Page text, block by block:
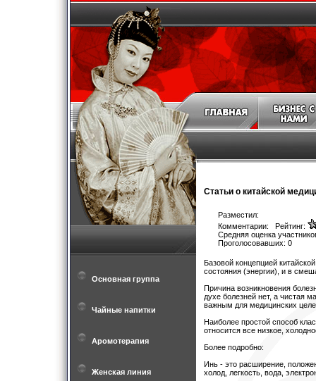
Основная группа
Чайные напитки
Аромотерапия
Женская линия
Статьи о китайской
Разместил:
Комментарии: Рейтинг:
Средняя оценка
Проголосовавших: 0
Базовой концепцией
состояния (энергии), и в
Причина возникновения
духе болезней нет, а чистая
важным для медицинских
Наиболее простой способ
относится все низкое,
Более подробно:
Инь - это расширение,
холод, легкость, вода,